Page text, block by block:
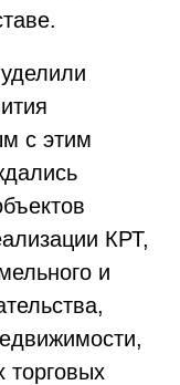
с этим
КРТ,
и
торговых